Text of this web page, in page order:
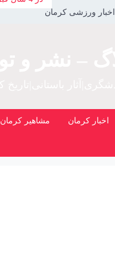
اخبار ورزشی کرمان
اخبار کرمان مشاهیر کرمان